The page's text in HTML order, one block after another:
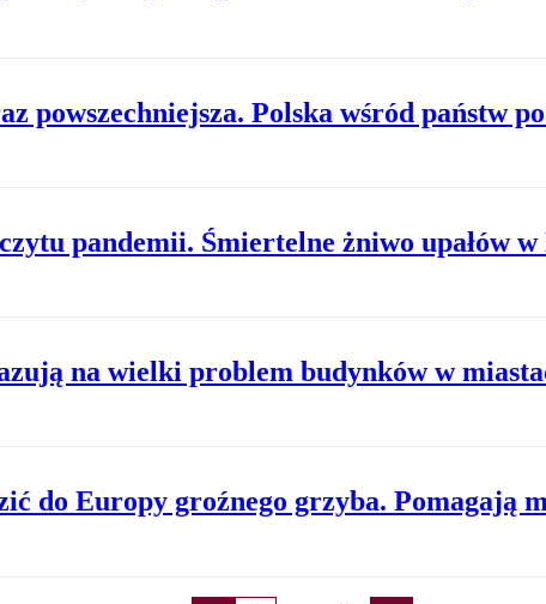
powszechniejsza. Polska wśród państw
pandemii. Śmiertelne żniwo upałów w
na wielki problem budynków w
do Europy groźnego grzyba. Pomagają